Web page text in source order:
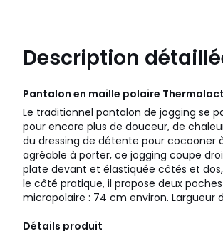
Description
Pantalon en maille polaire
Le traditionnel pantalon de jogging se
pour encore plus de douceur, de
du dressing de détente pour cocooner
agréable à porter, ce jogging coupe
plate devant et élastiquée côtés et
le côté pratique, il propose deux
micropolaire : 74 cm environ. Largueur
Détails produit